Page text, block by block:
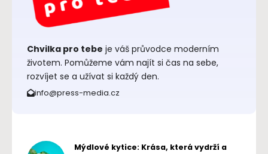
Chvilka pro tebe je váš průvodce moderním
životem. Pomůžeme vám najít si čas na sebe,
rozvíjet se a užívat si každý den.
info@press-media.cz
Mýdlové kytice: Krása, která vydrží a